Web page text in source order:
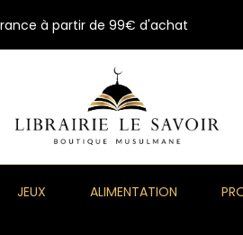
à partir de 99€ d'achat
JEUX ALIMENTATION